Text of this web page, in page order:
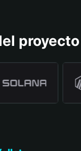
proyecto